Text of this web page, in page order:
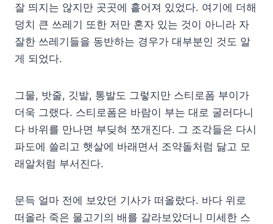
잘 띄지는 않지만 곳곳에 흩어져 있었다. 여기에 더해
덩치 큰 쓰레기 또한 저만 혼자 있는 것이 아니라 자
잘한 쓰레기들을 동반하는 경우가 대부분인 것도 알
게 되었다.
그물, 밧줄, 깃발, 통발도 그렇지만 스티로폼 부이가
더욱 그랬다. 스티로폼은 바람이 부는 대로 굴러다니
다 바위를 만나면 부딪혀 쪼개진다. 그 조각들은 다시
파도에 쓸리고 햇살에 바래면서 조약돌처럼 닳고 모
래알처럼 부서진다.
문득 얼마 전에 보았던 기사가 떠올랐다. 바다 위로
떠올라 죽은 물고기의 배를 갈라보았더니 미세한 스